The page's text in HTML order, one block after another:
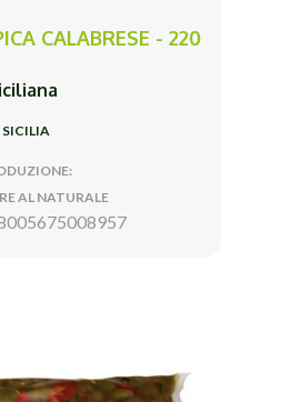
CALABRESE - 220
AL NATURALE